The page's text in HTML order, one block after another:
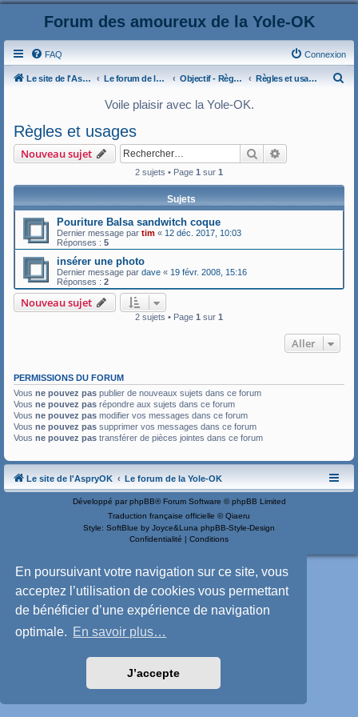
En poursuivant votre navigation sur ce site, vous
acceptez l’utilisation de cookies vous permettant
de bénéficier d’une expérience de navigation
optimale. En savoir plus…
J’accepte
Forum des amoureux de la Yole-OK
FAQ Connexion
Le site de l'AspryOK Le forum de la Yole-OK Objectif - Règles et usages du forum Yole-OK Règles et usages
Voile plaisir avec la Yole-OK.
Règles et usages
Nouveau sujet Rechercher
2 sujets • Page 1 sur 1
Sujets
Pouriture Balsa sandwitch coque
Dernier message par tim « 12 déc. 2017, 10:03
Réponses : 5
insérer une photo
Dernier message par dave « 19 févr. 2008, 15:16
Réponses : 2
Nouveau sujet
2 sujets • Page 1 sur 1
Aller
PERMISSIONS DU FORUM
Vous ne pouvez pas publier de nouveaux sujets dans ce forum
Vous ne pouvez pas répondre aux sujets dans ce forum
Vous ne pouvez pas modifier vos messages dans ce forum
Vous ne pouvez pas supprimer vos messages dans ce forum
Vous ne pouvez pas transférer de pièces jointes dans ce forum
Le site de l'AspryOK Le forum de la Yole-OK
Développé par phpBB® Forum Software © phpBB Limited
Traduction française officielle ©Qiaeru
Style: SoftBlue by Joyce&Luna phpBB-Style-Design
Confidentialité | Conditions